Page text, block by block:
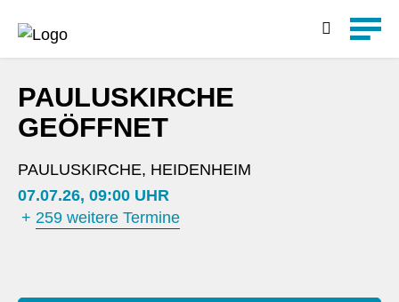
PAULUSKIRCHE
GEÖFFNET
PAULUSKIRCHE, HEIDENHEIM
07.07.26, 09:00 UHR
+ 259 weitere Termine